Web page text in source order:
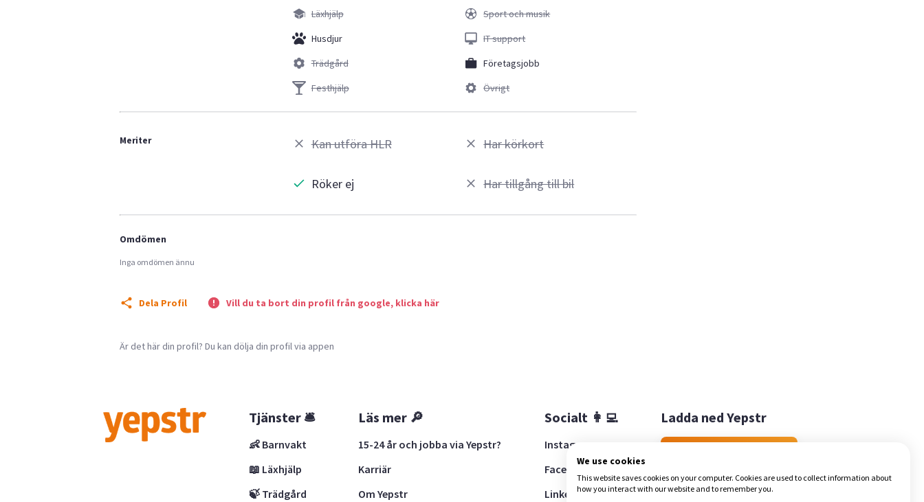
Läxhjälp
Husdjur
Trädgård
Festhjälp
Sport och musik
IT support
Företagsjobb
Övrigt
Meriter Kan utföra HLR
Röker ej
Har körkort
Har tillgång till bil
Omdömen
Inga omdömen ännu
Dela Profil Vill du ta bort din profil från google, klicka här
Är det här din profil? Du kan dölja din profil via appen
Tjänster 🛎
👶 Barnvakt
📖 Läxhjälp
🍃 Trädgård
Läs mer 🔎
15-24 år och jobba via Yepstr?
Karriär
Om Yepstr
Socialt 👩‍💻
Instagram
Facebook
LinkedIn
Ladda ned Yepstr
We use cookies
This website saves cookies on your computer. Cookies are used to collect information about
how you interact with our website and to remember you.